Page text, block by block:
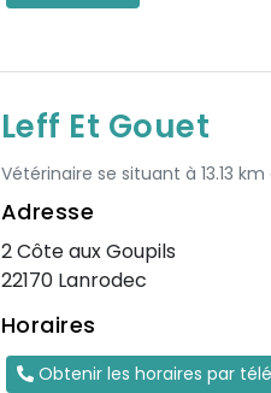
Leff Et Gouet
Vétérinaire se situant à 13.13 km
Adresse
2 Côte aux Goupils
22170 Lanrodec
Horaires
Obtenir les horaires par